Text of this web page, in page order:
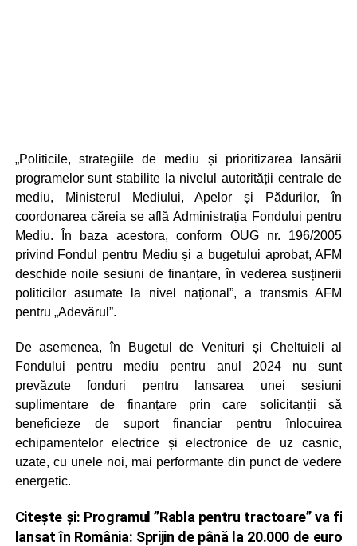
„Politicile, strategiile de mediu și prioritizarea lansării
programelor sunt stabilite la nivelul autorității centrale de
mediu, Ministerul Mediului, Apelor și Pădurilor, în
coordonarea căreia se află Administrația Fondului pentru
Mediu. În baza acestora, conform OUG nr. 196/2005
privind Fondul pentru Mediu și a bugetului aprobat, AFM
deschide noile sesiuni de finanțare, în vederea susținerii
politicilor asumate la nivel național”, a transmis AFM
pentru „Adevărul”.
De asemenea, în Bugetul de Venituri și Cheltuieli al
Fondului pentru mediu pentru anul 2024 nu sunt
prevăzute fonduri pentru lansarea unei sesiuni
suplimentare de finanțare prin care solicitanții să
beneficieze de suport financiar pentru înlocuirea
echipamentelor electrice și electronice de uz casnic,
uzate, cu unele noi, mai performante din punct de vedere
energetic.
Citește și: Programul ”Rabla pentru tractoare” va fi
lansat în România: Sprijin de până la 20.000 de euro